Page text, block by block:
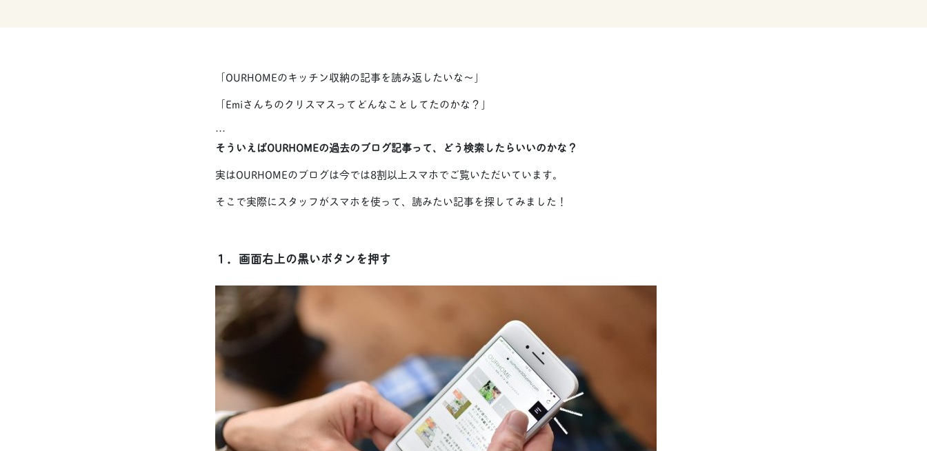
「OURHOMEのキッチン収納の記事を読み返したいな〜」
「Emiさんちのクリスマスってどんなことしてたのかな？」
…
そういえばOURHOMEの過去のブログ記事って、どう検索したらいいのかな？
実はOURHOMEのブログは今では8割以上スマホでご覧いただいています。
そこで実際にスタッフがスマホを使って、読みたい記事を探してみました！
１．画面右上の黒いボタンを押す